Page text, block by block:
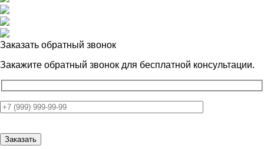
Заказать обратный звонок
Закажите обратный звонок для бесплатной консультации.